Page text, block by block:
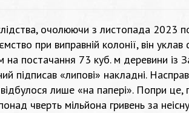
очолюючи з листопада 2023
при виправній колонії, він
на постачання 73 куб. м деревини із
підписав «липові» накладні.
лише «на папері». Попри
чверть мільйона гривень за